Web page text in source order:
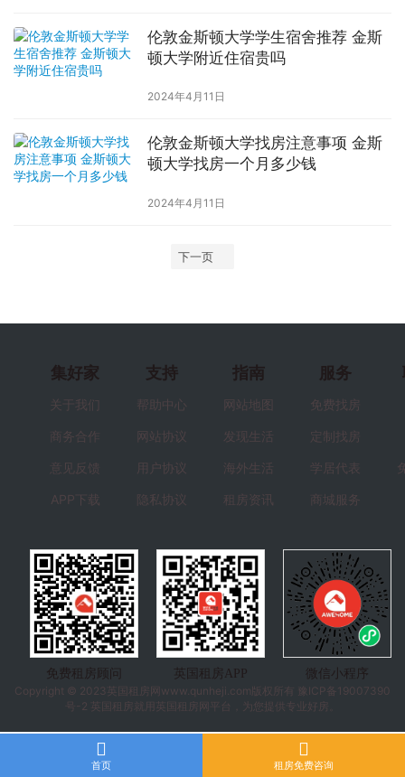
伦敦金斯顿大学学生宿舍推荐 金斯
顿大学附近住宿贵吗
2024年4月11日
伦敦金斯顿大学找房注意事项 金斯
顿大学找房一个月多少钱
2024年4月11日
下一页
集好家
关于我们
商务合作
意见反馈
APP下载
支持
帮助中心
网站协议
用户协议
隐私协议
指南
网站地图
发现生活
海外生活
租房资讯
服务
免费找房
定制找房
学居代表
商城服务
免费租房顾问 英国租房APP
微信小程序
Copyright © 2023 英国租房 网www.qunheji.com版权所有
豫ICP备19007390
号-2 英国租房就用英国租房网平台，为您提供专业好房。
首页 租房免费咨询